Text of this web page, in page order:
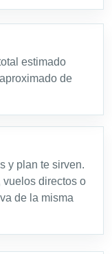
estimado
de
y plan te sirven.
directos o
de la misma